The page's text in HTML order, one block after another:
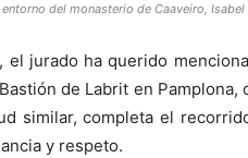
del monasterio de Caaveiro,
el jurado ha querido
de Labrit en
similar, completa el
y respeto.